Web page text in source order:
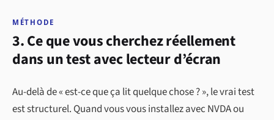
MÉTHODE
3. Ce que vous cherchez réellement
dans un test avec lecteur d’écran
Au-delà de « est-ce que ça lit quelque chose ? », le vrai test
est structurel. Quand vous vous installez avec NVDA ou